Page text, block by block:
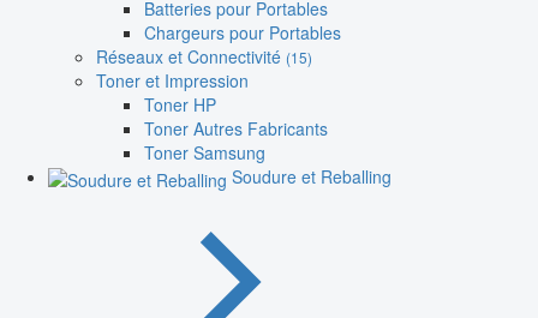
Batteries pour Portables
Chargeurs pour Portables
Réseaux et Connectivité (15)
Toner et Impression
Toner HP
Toner Autres Fabricants
Toner Samsung
Soudure et Reballing